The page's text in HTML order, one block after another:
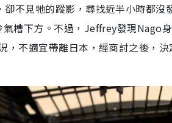
不見牠的蹤影，尋找近半小時都
槽下方。不過，Jeffrey發現Nago
，不適宜帶離日本，經商討之後，